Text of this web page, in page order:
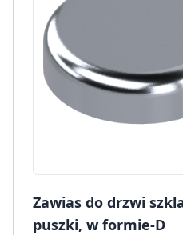
Zawias do drzwi
puszki, w formie-D